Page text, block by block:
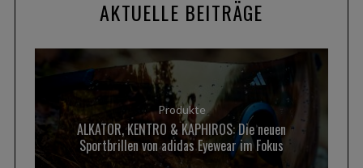
AKTUELLE BEITRÄGE
Produkte
ALKATOR, KENTRO & KAPHIROS: Die neuen
Sportbrillen von adidas Eyewear im Fokus
a
h
f
r